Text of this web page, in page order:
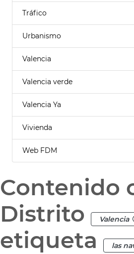
Tráfico
Urbanismo
Valencia
Valencia verde
Valencia Ya
Vivienda
Web FDM
Contenido
Distrito
Valencia
etiqueta
las